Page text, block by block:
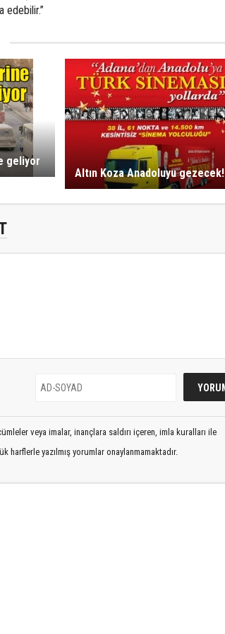
edebilir.”
geliyor
Altın Koza Anadoluyu gezecek!
veya imalar, inançlara saldırı içeren, imla kuralları ile
harflerle yazılmış yorumlar onaylanmamaktadır.